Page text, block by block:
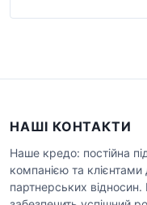
НАШІ КОНТАКТИ
Наше кредо: постійна
компанією та
партнерських відносин.